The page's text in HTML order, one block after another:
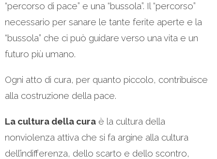
“percorso di pace” e una “bussola”. Il “percorso”
necessario per sanare le tante ferite aperte e la
“bussola” che ci può guidare verso una vita e un
futuro più umano.
Ogni atto di cura, per quanto piccolo, contribuisce
alla costruzione della pace.
La cultura della cura è la cultura della
nonviolenza attiva che si fa argine alla cultura
dell’indifferenza, dello scarto e dello scontro,